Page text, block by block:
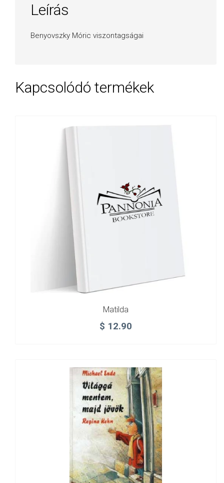
Leírás
Benyovszky Móric viszontagságai
Kapcsolódó termékek
Matilda
$ 12.90